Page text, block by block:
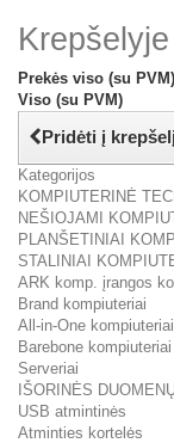
Prekės viso (su PVM)
Viso (su PVM)
Pridėti į
Kategorijos
KOMPIUTERINĖ
NEŠIOJAMI
PLANŠETINIAI
STALINIAI
ARK komp. įrangos
Brand kompiuteriai
All-in-One kompiuteriai
Barebone kompiuteriai
Serveriai
IŠORINĖS
USB atmintinės
Atminties kortelės